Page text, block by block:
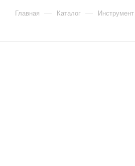
Главная — Каталог —